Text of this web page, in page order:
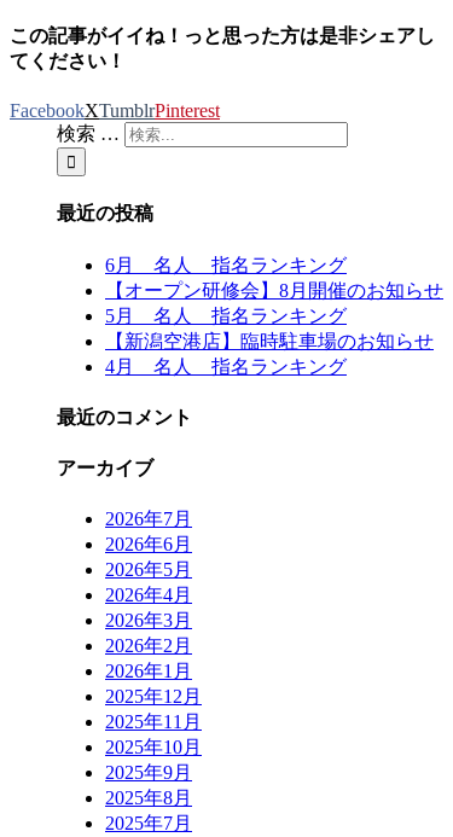
この記事がイイね！っと思った方は是非シェアし
てください！
FacebookXTumblrPinterest
検索 …
最近の投稿
6月 名人 指名ランキング
【オープン研修会】8月開催のお知らせ
5月 名人 指名ランキング
【新潟空港店】臨時駐車場のお知らせ
4月 名人 指名ランキング
最近のコメント
アーカイブ
2026年7月
2026年6月
2026年5月
2026年4月
2026年3月
2026年2月
2026年1月
2025年12月
2025年11月
2025年10月
2025年9月
2025年8月
2025年7月